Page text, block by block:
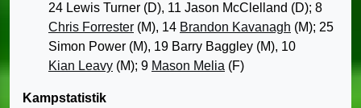
24 Lewis Turner (D), 11 Jason McClelland (D); 8
Chris Forrester (M), 14 Brandon Kavanagh (M); 25
Simon Power (M), 19 Barry Baggley (M), 10
Kian Leavy (M); 9 Mason Melia (F)
Kampstatistik